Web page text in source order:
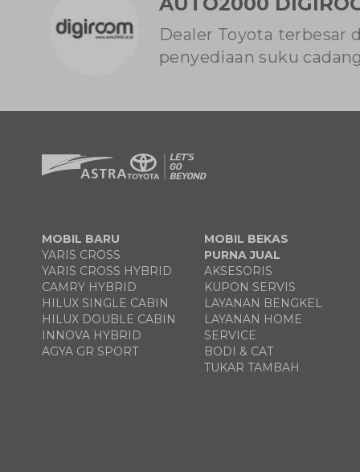
Dealer Toyota terbesar
penyediaan suku
MOBIL BARU
YARIS CROSS
YARIS CROSS HYBRID
CAMRY HYBRID
HILUX SINGLE CABIN
HILUX DOUBLE CABIN
INNOVA HYBRID
AGYA GR SPORT
MOBIL BEKAS
PURNA JUAL
AKSESORIS
KUPON SERVIS
LAYANAN BENGKEL
LAYANAN HOME
SERVICE
BODI & CAT
TUKAR TAMBAH